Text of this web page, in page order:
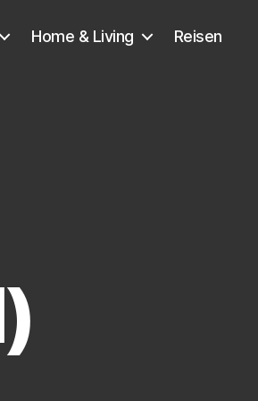
Home & Living Reisen